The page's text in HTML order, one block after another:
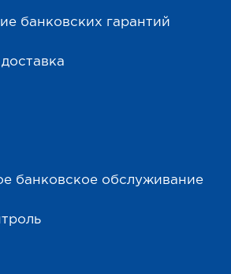
банковских гарантий
банковское обслуживание